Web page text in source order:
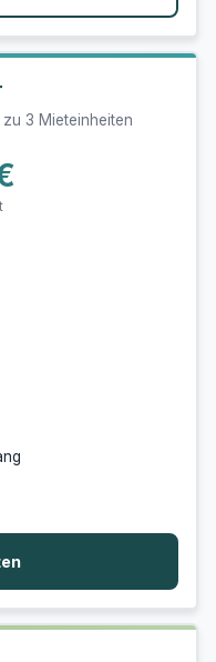
3 Mieteinheiten